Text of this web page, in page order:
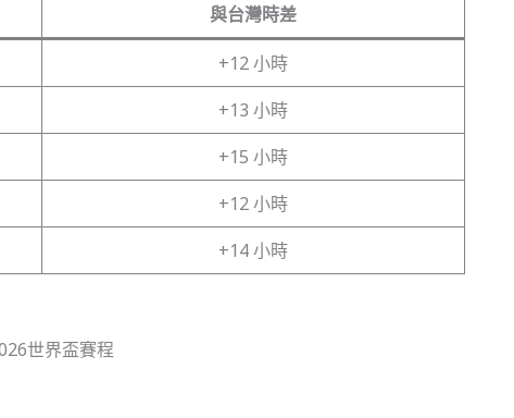
與台灣時差
+12 小時
+13 小時
+15 小時
+12 小時
+14 小時